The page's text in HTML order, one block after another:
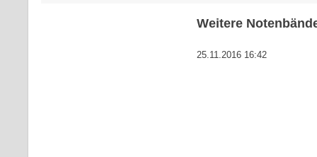
Weitere
25.11.2016 16:42